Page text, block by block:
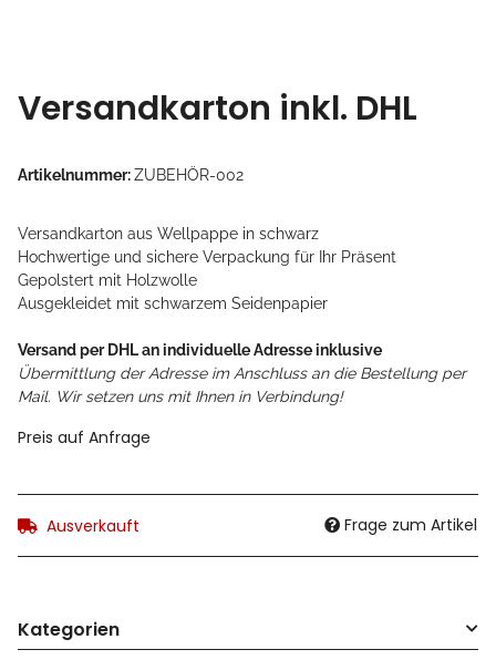
Versandkarton inkl. DHL
Artikelnummer:ZUBEHÖR-002
Versandkarton aus Wellpappe in schwarz
Hochwertige und sichere Verpackung für Ihr Präsent
Gepolstert mit Holzwolle
Ausgekleidet mit schwarzem Seidenpapier
Versand per DHL an individuelle Adresse inklusive
Übermittlung der Adresse im Anschluss an die Bestellung per
Mail. Wir setzen uns mit Ihnen in Verbindung!
Preis auf Anfrage
Ausverkauft Frage zum Artikel
Kategorien